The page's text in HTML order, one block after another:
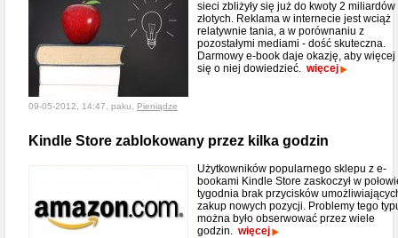
sieci zbliżyły się już do kwoty 2 miliardów
złotych. Reklama w internecie jest wciąż
relatywnie tania, a w porównaniu z
pozostałymi mediami - dość skuteczna.
Darmowy e-book daje okazję, aby więcej
się o niej dowiedzieć. więcej
09-05-2012, 14:47, paku, Pieniądze
Kindle Store zablokowany przez kilka godzin
Użytkowników popularnego sklepu z e-
bookami Kindle Store zaskoczył w
tygodnia brak przycisków
zakup nowych pozycji. Problemy tego
można było obserwować przez wiele
godzin. więcej